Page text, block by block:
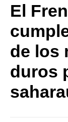
El
de los
duros